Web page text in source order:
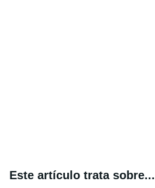
Este artículo trata sobre...